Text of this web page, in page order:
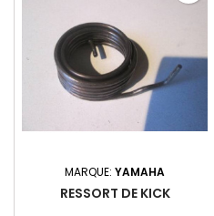
MARQUE: YAMAHA
RESSORT DE KICK